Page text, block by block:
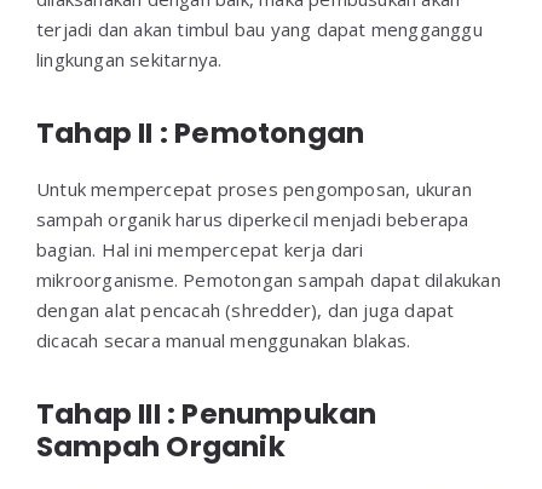
terjadi dan akan timbul bau yang dapat mengganggu
lingkungan sekitarnya.
Tahap II : Pemotongan
Untuk mempercepat proses pengomposan, ukuran
sampah organik harus diperkecil menjadi beberapa
bagian. Hal ini mempercepat kerja dari
mikroorganisme. Pemotongan sampah dapat dilakukan
dengan alat pencacah (shredder), dan juga dapat
dicacah secara manual menggunakan blakas.
Tahap III : Penumpukan
Sampah Organik